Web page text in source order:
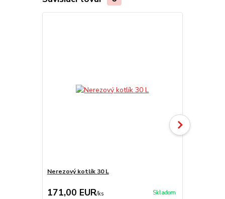
Nerezový kotlík 30 L
171,00 EUR/ks Skladom